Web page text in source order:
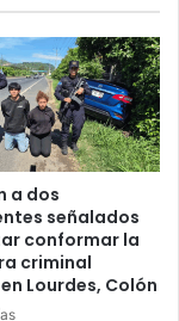
a dos
señalados
conformar la
criminal
Lourdes, Colón